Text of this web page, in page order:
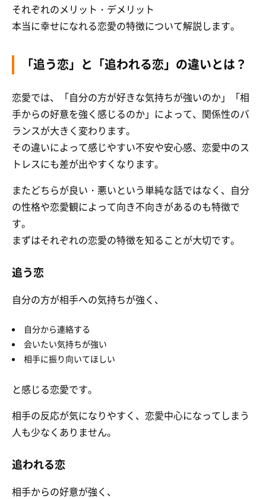
それぞれのメリット・デメリット
本当に幸せになれる恋愛の特徴について解説します。
「追う恋」と「追われる恋」の違いとは？
恋愛では、「自分の方が好きな気持ちが強いのか」「相
手からの好意を強く感じるのか」によって、関係性のバ
ランスが大きく変わります。
その違いによって感じやすい不安や安心感、恋愛中のス
トレスにも差が出やすくなります。
またどちらが良い・悪いという単純な話ではなく、自分
の性格や恋愛観によって向き不向きがあるのも特徴で
す。
まずはそれぞれの恋愛の特徴を知ることが大切です。
追う恋
自分の方が相手への気持ちが強く、
自分から連絡する
会いたい気持ちが強い
相手に振り向いてほしい
と感じる恋愛です。
相手の反応が気になりやすく、恋愛中心になってしまう
人も少なくありません。
追われる恋
相手からの好意が強く、